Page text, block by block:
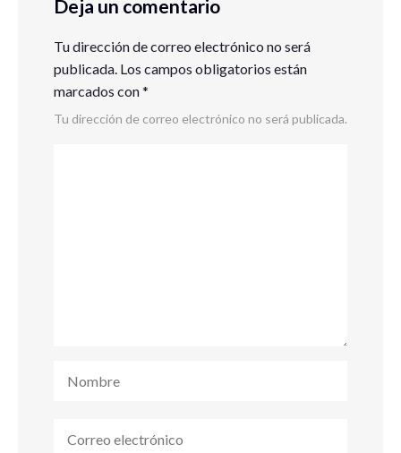
Deja un comentario
Tu dirección de correo electrónico no será
publicada. Los campos obligatorios están
marcados con*
Tu dirección de correo electrónico no será publicada.